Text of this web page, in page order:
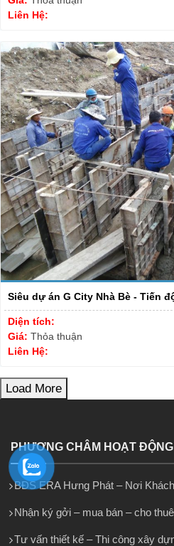
Liên Hệ:
Siêu dự án G City Nhà Bè - Tiến
Diện tích:
Giá: Thỏa thuận
Liên Hệ:
Load More
PHƯƠNG CHÂM HOẠT ĐỘNG
BĐS ERA Hưng Phát – Nơi
Nhận ký gởi – mua bán – cho
Tư vấn thiết kế – Thi công xây